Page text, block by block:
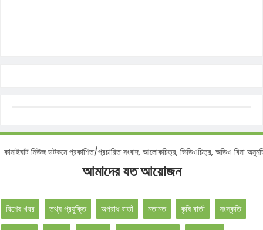
নিউজ ডটকমে প্রকাশিত/প্রচারিত সংবাদ, আলোকচিত্র, ভিডিওচিত্র, অডিও বিনা অনুমতিতে
আমাদের যত আয়োজন
বিশেষ খবর তথ্য প্রযুক্তি অপরাধ বার্তা মতামত কৃষি বার্তা সংস্কৃতি